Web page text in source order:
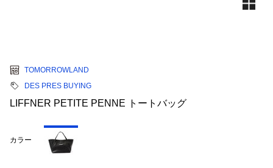
TOMORROWLAND
DES PRES BUYING
LIFFNER PETITE PENNE トートバッグ
カラー